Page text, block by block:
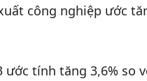
công nghiệp ước
ước tính tăng 3,6% so